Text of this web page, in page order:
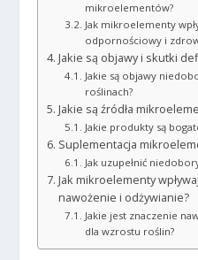
mikroelementów?
Jak mikroelementy
odpornościowy i
Jakie są objawy i skutki
Jakie są objawy
roślinach?
Jakie są źródła
Jakie produkty są
Suplementacja
Jak uzupełnić
Jak mikroelementy
nawożenie i odżywianie?
Jakie jest znaczenie
dla wzrostu roślin?